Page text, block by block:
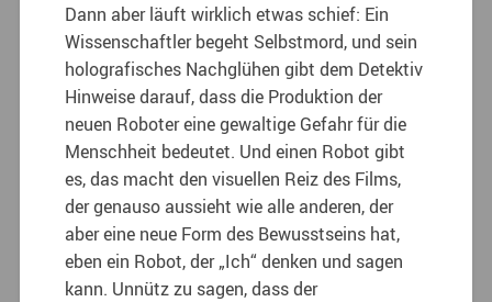
Dann aber läuft wirklich etwas schief: Ein
Wissenschaftler begeht Selbstmord, und sein
holografisches Nachglühen gibt dem Detektiv
Hinweise darauf, dass die Produktion der
neuen Roboter eine gewaltige Gefahr für die
Menschheit bedeutet. Und einen Robot gibt
es, das macht den visuellen Reiz des Films,
der genauso aussieht wie alle anderen, der
aber eine neue Form des Bewusstseins hat,
eben ein Robot, der „Ich“ denken und sagen
kann. Unnütz zu sagen, dass der